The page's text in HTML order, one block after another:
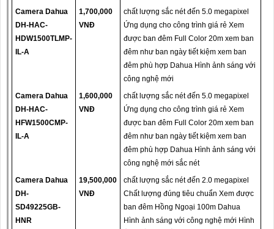
Camera Dahua
DH-HAC-
HDW1500TLMP-
IL-A
1,700,000
VNĐ
chất lượng sắc nét đến 5.0 megapixel
Ứng dụng cho công trình giá rẻ Xem
được ban đêm Full Color 20m xem ban
đêm như ban ngày tiết kiệm xem ban
đêm phù hợp Dahua Hình ảnh sáng với
công nghệ mới
Camera Dahua
DH-HAC-
HFW1500CMP-
IL-A
1,600,000
VNĐ
chất lượng sắc nét đến 5.0 megapixel
Ứng dụng cho công trình giá rẻ Xem
được ban đêm Full Color 20m xem ban
đêm như ban ngày tiết kiệm xem ban
đêm phù hợp Dahua Hình ảnh sáng với
công nghệ mới sắc nét
Camera Dahua
DH-
SD49225GB-
HNR
19,500,000
VNĐ
chất lượng sắc nét đến 2.0 megapixel
Chất lượng đúng tiêu chuẩn Xem được
ban đêm Hồng Ngoại 100m Dahua
Hình ảnh sáng với công nghệ mới Hình